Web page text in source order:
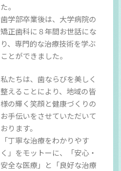
た。
歯学部卒業後は、大学病院の
矯正歯科に８年間お世話にな
り、専門的な治療技術を学ぶ
ことができました。
私たちは、歯ならびを美しく
整えることにより、地域の皆
様の輝く笑顔と健康づくりの
お手伝いをさせていただいて
おります。
「丁寧な治療をわかりやす
く」をモットーに、「安心・
安全な医療」と「良好な治療